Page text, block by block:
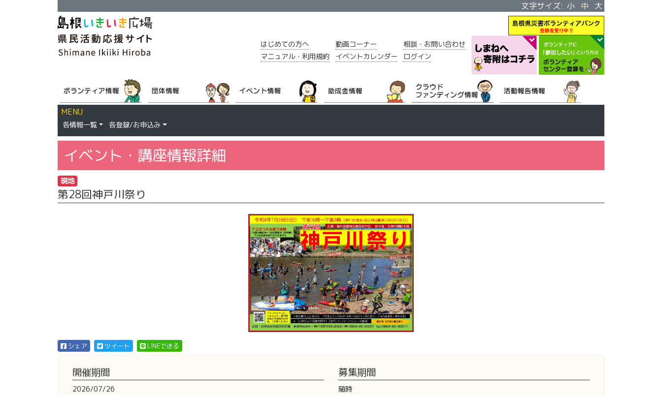
文字サイズ: 小 中 大
はじめての方へ
マニュアル・利用規約
動画コーナー
イベントカレンダー
相談・お問い合わせ
ログイン
MENU
各情報一覧 各登録/お申込み
イベント・講座情報詳細
現地
第28回神戸川祭り
シェア ツイート LINEで送る
開催期間
2026/07/26
募集期間
随時